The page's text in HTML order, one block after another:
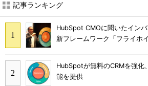
記事ランキング
HubSpot CMOに聞いたイン
新フレームワーク「フライホ
HubSpotが無料のCRMを強化
能を提供